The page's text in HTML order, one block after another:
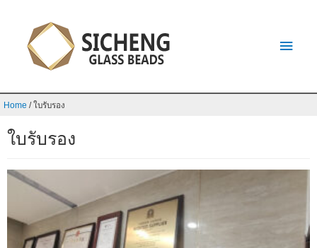
Home /ใบรับรอง
ใบรับรอง